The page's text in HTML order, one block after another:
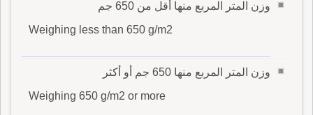
وزن المتر المربع منها أقل من 650 جم
Weighing less than 650 g/m2
وزن المتر المربع منها 650 جم أو أكثر
Weighing 650 g/m2 or more